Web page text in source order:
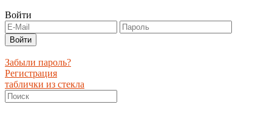
Войти
Забыли пароль?
Регистрация
таблички из стекла